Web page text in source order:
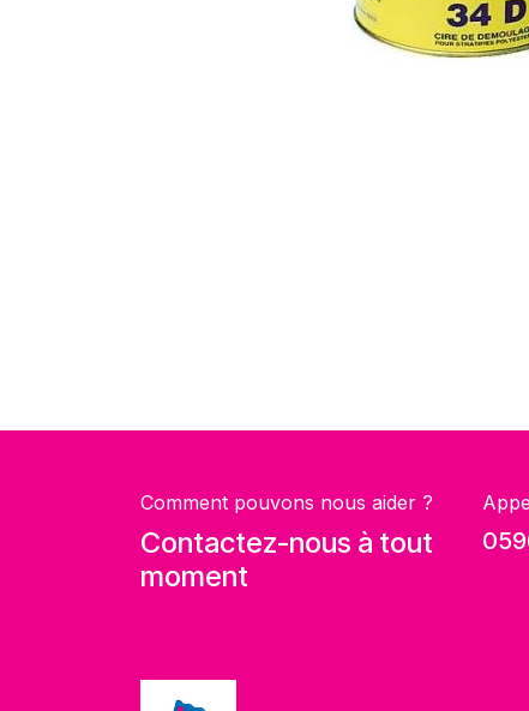
Comment pouvons nous aider ?
Contactez-nous à tout
moment